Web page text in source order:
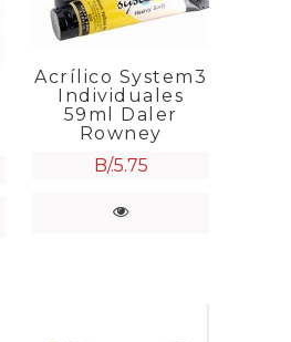
Acrílico System3
Individuales
59ml Daler
Rowney
B/.5.75